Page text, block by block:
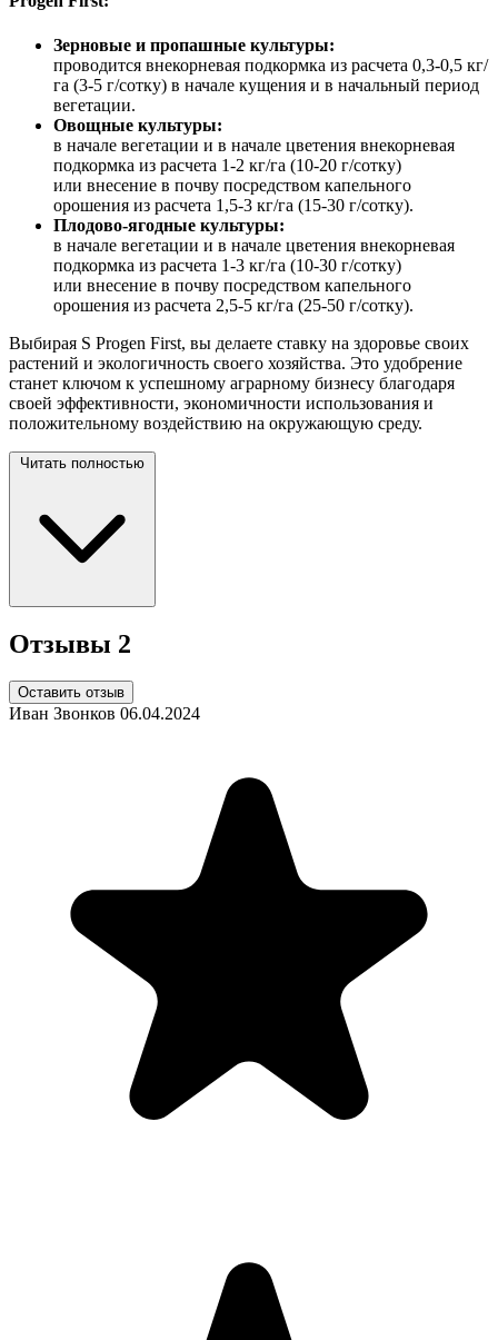
Зерновые и пропашные культуры:
проводится внекорневая подкормка из расчета 0,3-0,5 кг/
га (3-5 г/сотку) в начале кущения и в начальный период
вегетации.
Овощные культуры:
в начале вегетации и в начале цветения внекорневая
подкормка из расчета 1-2 кг/га (10-20 г/сотку)
или внесение в почву посредством капельного
орошения из расчета 1,5-3 кг/га (15-30 г/сотку).
Плодово-ягодные культуры:
в начале вегетации и в начале цветения внекорневая
подкормка из расчета 1-3 кг/га (10-30 г/сотку)
или внесение в почву посредством капельного
орошения из расчета 2,5-5 кг/га (25-50 г/сотку).
Выбирая S Progen First, вы делаете ставку на здоровье своих
растений и экологичность своего хозяйства. Это удобрение
станет ключом к успешному аграрному бизнесу благодаря
своей эффективности, экономичности использования и
положительному воздействию на окружающую среду.
Читать полностью
Отзывы 2
Оставить отзыв
Иван Звонков 06.04.2024